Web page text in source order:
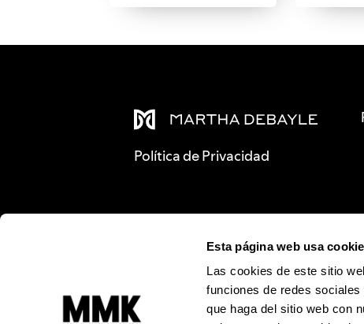
Esta página web usa
Las cookies de este sitio
funciones de redes
que haga del sitio web con
Política de Privacidad